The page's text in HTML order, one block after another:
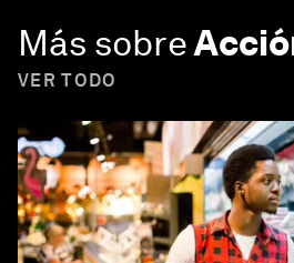
Más sobre
VER TODO